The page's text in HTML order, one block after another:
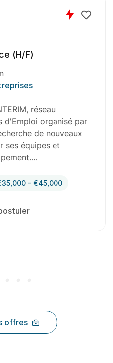
(H/F)
réseau
d'Emploi organisé par
de nouveaux
ses équipes et
- €45,000
offres